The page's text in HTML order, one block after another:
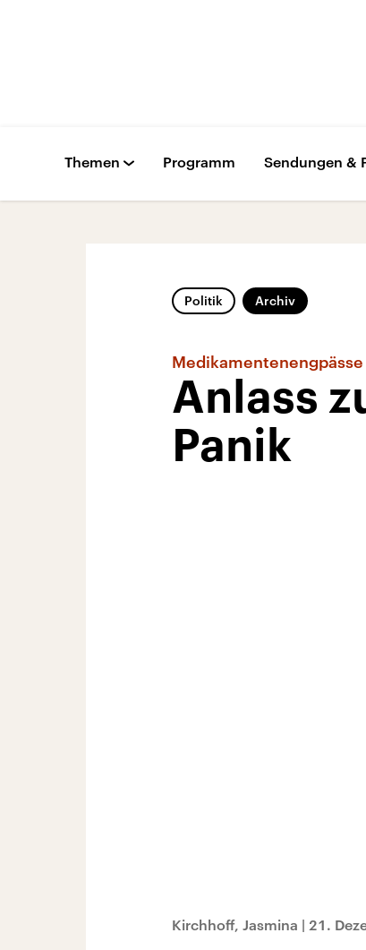
Themen Programm Sendungen &
Politik Archiv
Medikamentenengpässe
Anlass
Panik
Kirchhoff, Jasmina | 21.